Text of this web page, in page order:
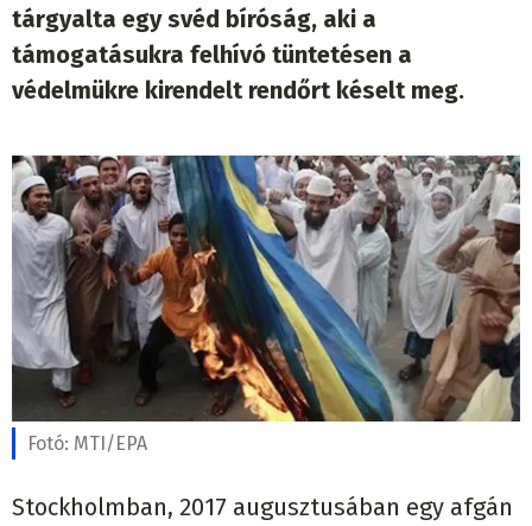
tárgyalta egy svéd bíróság, aki a
támogatásukra felhívó tüntetésen a
védelmükre kirendelt rendőrt késelt meg.
Fotó: MTI/EPA
Stockholmban, 2017 augusztusában egy afgán